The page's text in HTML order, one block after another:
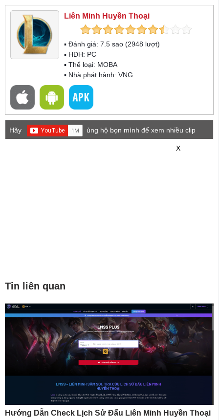
Liên Minh Huyền Thoại
▪ Đánh giá: 7.5 sao (2948 lượt)
▪ HĐH: PC
▪ Thể loại: MOBA
▪ Nhà phát hành: VNG
Hãy
ủng hộ bọn mình để xem nhiều clip
X
Tin liên quan
Hướng Dẫn Check Lịch Sử Đấu Liên Minh Huyền Thoại